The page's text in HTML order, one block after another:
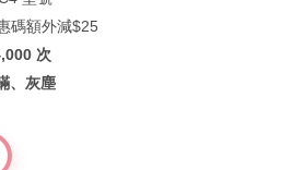
碼額外減$25
次
、灰塵